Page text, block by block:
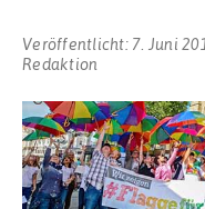
Veröffentlicht: 7. Juni
Redaktion